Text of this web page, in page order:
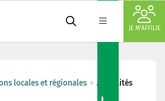
JE M'AFFILIE
locales et régionales Actualités